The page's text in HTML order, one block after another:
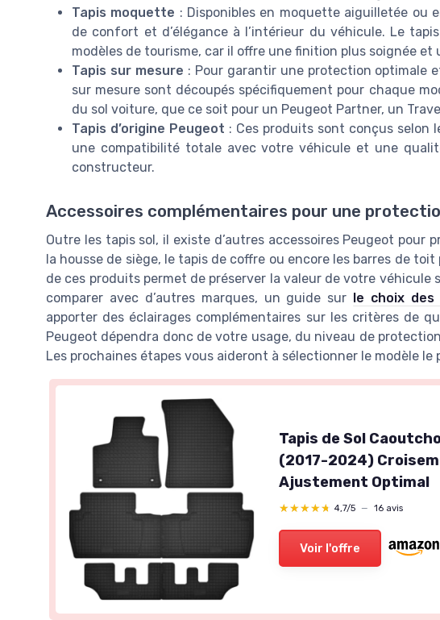
Tapis moquette : Disponibles en moquette aiguilletée ou
de confort et d’élégance à l’intérieur du véhicule. Le
modèles de tourisme, car il offre une finition plus soignée et
Tapis sur mesure : Pour garantir une protection optimale
sur mesure sont découpés spécifiquement pour chaque
du sol voiture, que ce soit pour un Peugeot Partner, un
Tapis d’origine Peugeot : Ces produits sont conçus selon
une compatibilité totale avec votre véhicule et une
constructeur.
Accessoires complémentaires pour une
Outre les tapis sol, il existe d’autres accessoires Peugeot pour
la housse de siège, le tapis de coffre ou encore les barres de
de ces produits permet de préserver la valeur de votre
comparer avec d’autres marques, un guide sur le choix des
apporter des éclairages complémentaires sur les critères de
Peugeot dépendra donc de votre usage, du niveau de
Les prochaines étapes vous aideront à sélectionner le modèle
Tapis de Sol
(2017-2024)
Ajustement Optimal
★★★★★
★★★★★ 4,7/5 — 16 avis
Voir l'offre